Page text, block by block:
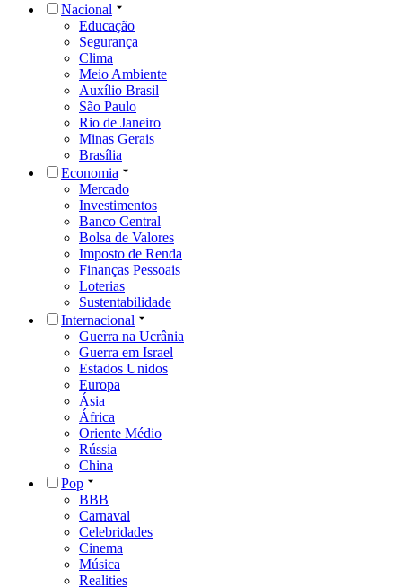
Nacional
Educação
Segurança
Clima
Meio Ambiente
Auxílio Brasil
São Paulo
Rio de Janeiro
Minas Gerais
Brasília
Economia
Mercado
Investimentos
Banco Central
Bolsa de Valores
Imposto de Renda
Finanças Pessoais
Loterias
Sustentabilidade
Internacional
Guerra na Ucrânia
Guerra em Israel
Estados Unidos
Europa
Ásia
África
Oriente Médio
Rússia
China
Pop
BBB
Carnaval
Celebridades
Cinema
Música
Realities